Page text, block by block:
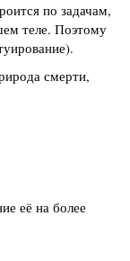
по задачам,
теле. Поэтому
смерти,
её на более